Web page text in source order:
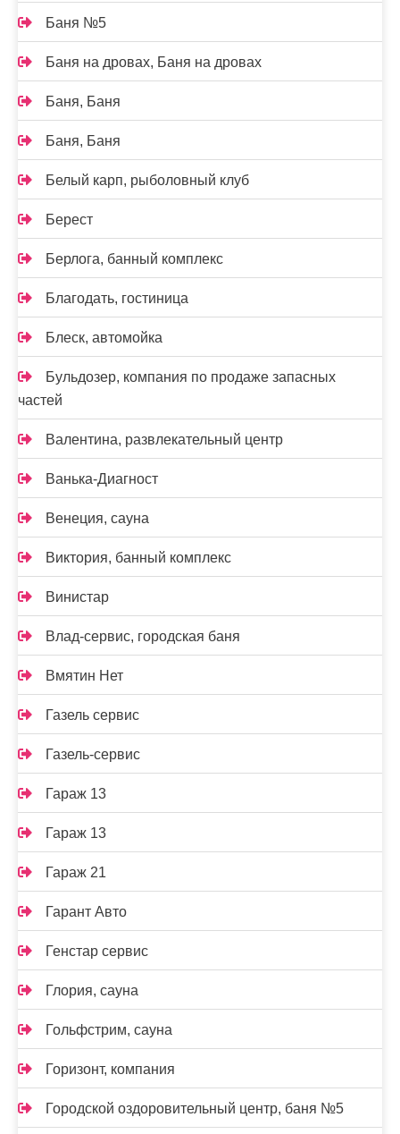
Баня №5
Баня на дровах, Баня на дровах
Баня, Баня
Баня, Баня
Белый карп, рыболовный клуб
Берест
Берлога, банный комплекс
Благодать, гостиница
Блеск, автомойка
Бульдозер, компания по продаже запасных
частей
Валентина, развлекательный центр
Ванька-Диагност
Венеция, сауна
Виктория, банный комплекс
Винистар
Влад-сервис, городская баня
Вмятин Нет
Газель сервис
Газель-сервис
Гараж 13
Гараж 13
Гараж 21
Гарант Авто
Генстар сервис
Глория, сауна
Гольфстрим, сауна
Горизонт, компания
Городской оздоровительный центр, баня №5